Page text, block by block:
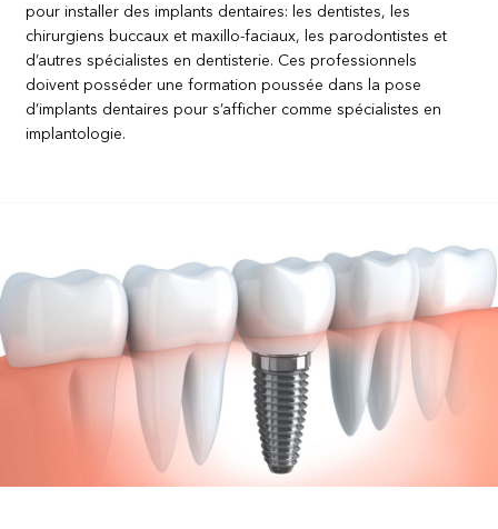
pour installer des implants dentaires: les dentistes, les
chirurgiens buccaux et maxillo-faciaux, les parodontistes et
d’autres spécialistes en dentisterie. Ces professionnels
doivent posséder une formation poussée dans la pose
d’implants dentaires pour s’afficher comme spécialistes en
implantologie.